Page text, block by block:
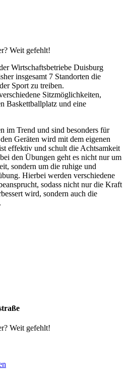
Weit gefehlt!
Wirtschaftsbetriebe Duisburg
insgesamt 7 Standorten die
Sport zu treiben.
Sitzmöglichkeiten,
Baskettballplatz und eine
im Trend und sind besonders für
Geräten wird mit dem eigenen
effektiv und schult die Achtsamkeit
den Übungen geht es nicht nur um
sondern um die ruhige und
Hierbei werden verschiedene
sodass nicht nur die Kraft
wird, sondern auch die
Weit gefehlt!